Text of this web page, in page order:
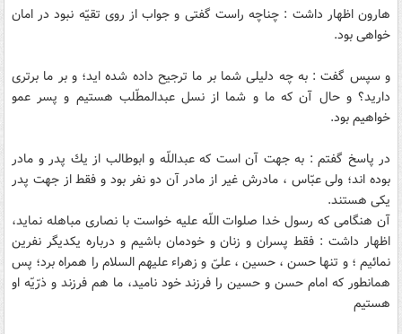
هارون اظهار داشت : چناچه راست گفتى و جواب از روى تقیّه نبود در امان
خواهى بود.
و سپس گفت : به چه دلیلى شما بر ما ترجیح داده شده اید؛ و بر ما برترى
دارید؟ و حال آن كه ما و شما از نسل عبدالمطّلب هستیم و پسر عمو
خواهیم بود.
در پاسخ گفتم : به جهت آن است كه عبداللّه و ابوطالب از یك پدر و مادر
بوده اند؛ ولى عبّاس ، مادرش غیر از مادر آن دو نفر بود و فقط از جهت پدر
یكى هستند.
آن هنگامى كه رسول خدا صلوات اللّه علیه خواست با نصارى مباهله نماید،
اظهار داشت : فقط پسران و زنان و خودمان باشیم و درباره یكدیگر نفرین
نمائیم ؛ و تنها حسن ، حسین ، علىّ و زهراء علیهم السلام را همراه برد؛ پس
همانطور كه امام حسن و حسین را فرزند خود نامید، ما هم فرزند و ذرّیّه او
هستیم